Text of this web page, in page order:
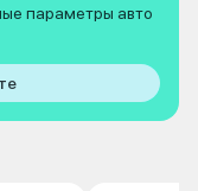
параметры авто